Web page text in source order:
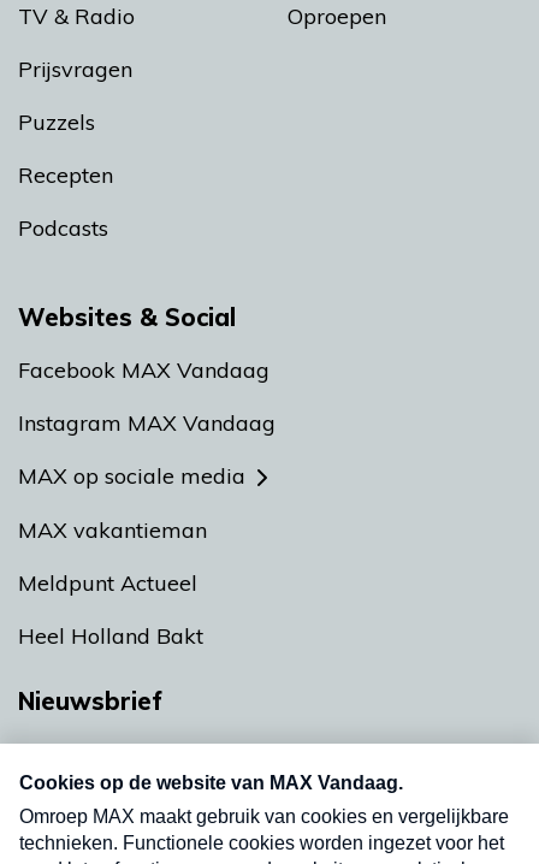
TV & Radio
Prijsvragen
Puzzels
Recepten
Podcasts
Oproepen
Websites & Social
Facebook MAX Vandaag
Instagram MAX Vandaag
MAX op sociale media
MAX vakantieman
Meldpunt Actueel
Heel Holland Bakt
Nieuwsbrief
nieuwsbrief. Elke vrijdag- en dinsdagochtend in
uw mailbox.